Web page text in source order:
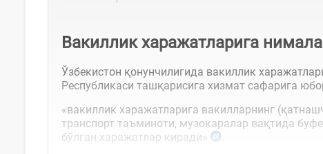
Вакиллик харажатларига
Ўзбекистон қонунчилигида вакиллик
Республикаси ташқарисига хизмат сафарига
«вакиллик харажатларига вакилларнинг
транспорт таъминоти, музокаралар вақтида
бўлган харажатлар киради»